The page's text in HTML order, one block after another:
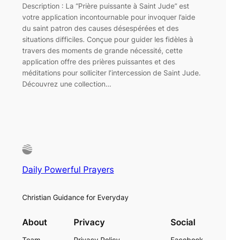
Description : La “Prière puissante à Saint Jude” est
votre application incontournable pour invoquer l’aide
du saint patron des causes désespérées et des
situations difficiles. Conçue pour guider les fidèles à
travers des moments de grande nécessité, cette
application offre des prières puissantes et des
méditations pour solliciter l’intercession de Saint Jude.
Découvrez une collection…
Daily Powerful Prayers
Christian Guidance for Everyday
About Privacy Social